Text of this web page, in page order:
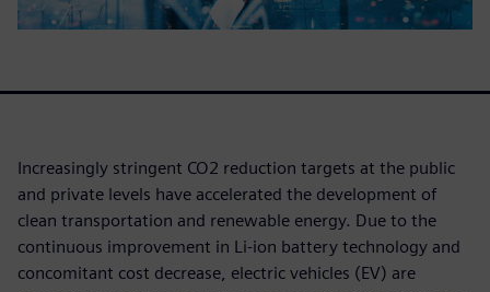
Increasingly stringent CO2 reduction targets at the public
and private levels have accelerated the development of
clean transportation and renewable energy. Due to the
continuous improvement in Li-ion battery technology and
concomitant cost decrease, electric vehicles (EV) are